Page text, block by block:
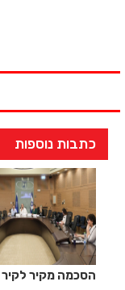
כתבות נוספות
הסכמה מקיר לקיר